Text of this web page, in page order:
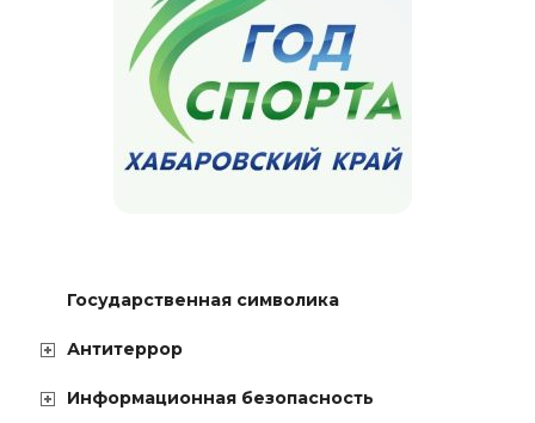
Государственная символика
Антитеррор
Информационная безопасность